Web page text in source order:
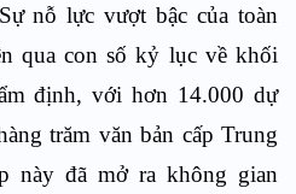
nỗ lực vượt bậc của toàn
qua con số kỷ lục về khối
định, với hơn 14.000 dự
trăm văn bản cấp Trung
này đã mở ra không gian